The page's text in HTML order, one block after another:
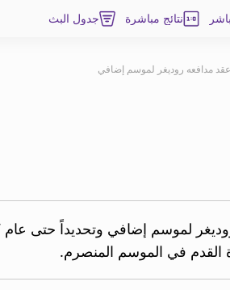
نتائج مباشرة جدول البث
عقد مدافعه روديغر لموسم إضافي
القدم في الموسم المنصرم.